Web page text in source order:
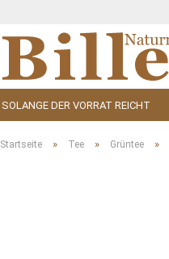
SOLANGE DER VORRAT REICHT
KOSMETIK ZUBEHÖR
Startseite » Tee » Grüntee »